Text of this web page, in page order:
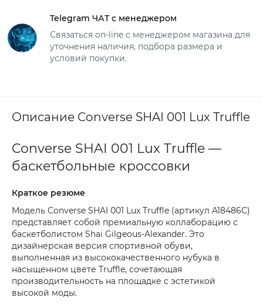
Telegram ЧАТ с менеджером
Связаться on-line с менеджером магазина для
уточнения наличия, подбора размера и
условий покупки.
Описание Converse SHAI 001 Lux Truffle
Converse SHAI 001 Lux Truffle —
баскетбольные кроссовки
Краткое резюме
Модель Converse SHAI 001 Lux Truffle (артикул A18486C)
представляет собой премиальную коллаборацию с
баскетболистом Shai Gilgeous-Alexander. Это
дизайнерская версия спортивной обуви,
выполненная из высококачественного нубука в
насыщенном цвете Truffle, сочетающая
производительность на площадке с эстетикой
высокой моды.